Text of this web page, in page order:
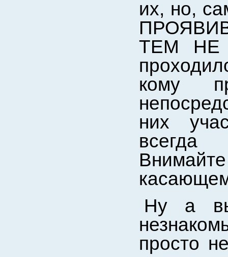
их, но,
ТЕМ НЕ
кому
них
всегда
Ну а
просто